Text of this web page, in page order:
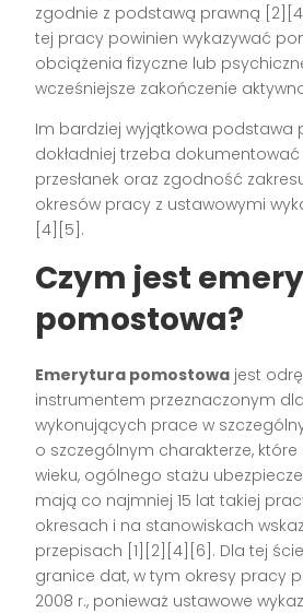
zgodnie z podstawą prawną
tej pracy powinien wykazywać
obciążenia fizyczne lub
wcześniejsze zakończenie
Im bardziej wyjątkowa podstawa
dokładniej trzeba dokumentować
przesłanek oraz zgodność
okresów pracy z ustawowymi
[4][5].
Czym jest
pomostowa?
Emerytura pomostowa jest
instrumentem przeznaczonym
wykonujących prace w
o szczególnym charakterze, które
wieku, ogólnego stażu
mają co najmniej 15 lat takiej
okresach i na stanowiskach
przepisach [1][2][4][6]. Dla tej
granice dat, w tym okresy pracy
2008 r., ponieważ ustawowe